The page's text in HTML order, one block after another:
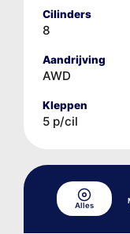
Cilinders
8
Aandrijving
AWD
Kleppen
5 p/cil
Alles